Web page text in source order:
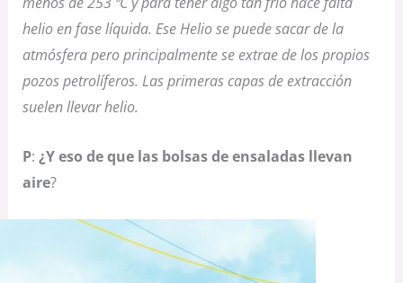
helio en fase líquida. Ese Helio se puede sacar de la
atmósfera pero principalmente se extrae de los propios
pozos petrolíferos. Las primeras capas de extracción
suelen llevar helio.
P: ¿Y eso de que las bolsas de ensaladas llevan
aire?